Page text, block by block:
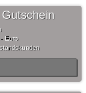
Euro